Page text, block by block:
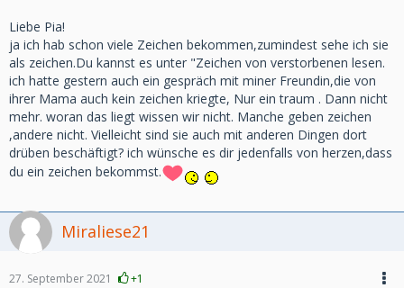
Liebe Pia!
ja ich hab schon viele Zeichen bekommen,zumindest sehe ich sie
als zeichen.Du kannst es unter "Zeichen von verstorbenen lesen.
ich hatte gestern auch ein gespräch mit miner Freundin,die von
ihrer Mama auch kein zeichen kriegte, Nur ein traum . Dann nicht
mehr. woran das liegt wissen wir nicht. Manche geben zeichen
,andere nicht. Vielleicht sind sie auch mit anderen Dingen dort
drüben beschäftigt? ich wünsche es dir jedenfalls von herzen,dass
du ein zeichen bekommst.
Miraliese21
27. September 2021 +1